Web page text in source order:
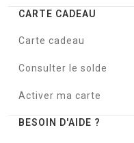
CARTE CADEAU
Carte cadeau
Consulter le solde
Activer ma carte
BESOIN D'AIDE ?